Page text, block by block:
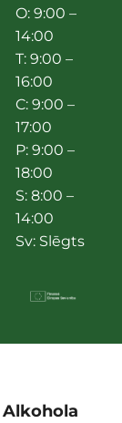
O: 9:00 –
14:00
T: 9:00 –
16:00
C: 9:00 –
17:00
P: 9:00 –
18:00
S: 8:00 –
14:00
Sv: Slēgts